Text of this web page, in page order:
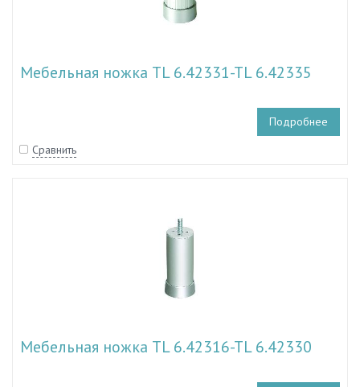
Мебельная ножка TL 6.42331-TL 6.42335
Подробнее
Сравнить
Мебельная ножка TL 6.42316-TL 6.42330